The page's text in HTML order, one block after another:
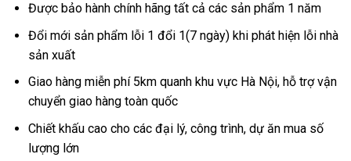
Được bảo hành chính hãng tất cả các sản phẩm 1 năm
Đổi mới sản phẩm lỗi 1 đổi 1(7 ngày) khi phát hiện lỗi nhà
sản xuất
Giao hàng miễn phí 5km quanh khu vực Hà Nội, hỗ trợ vận
chuyển giao hàng toàn quốc
Chiết khấu cao cho các đại lý, công trình, dự ăn mua số
lượng lớn